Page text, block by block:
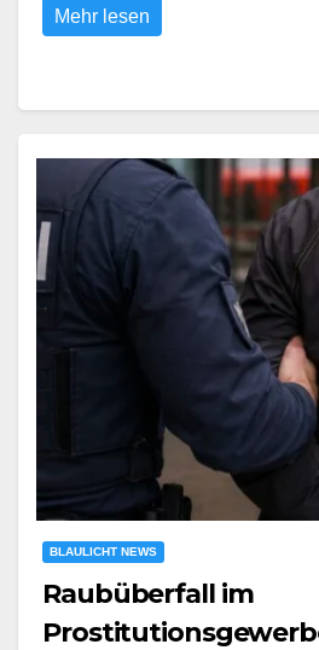
Mehr lesen
BLAULICHT NEWS
Raubüberfall im